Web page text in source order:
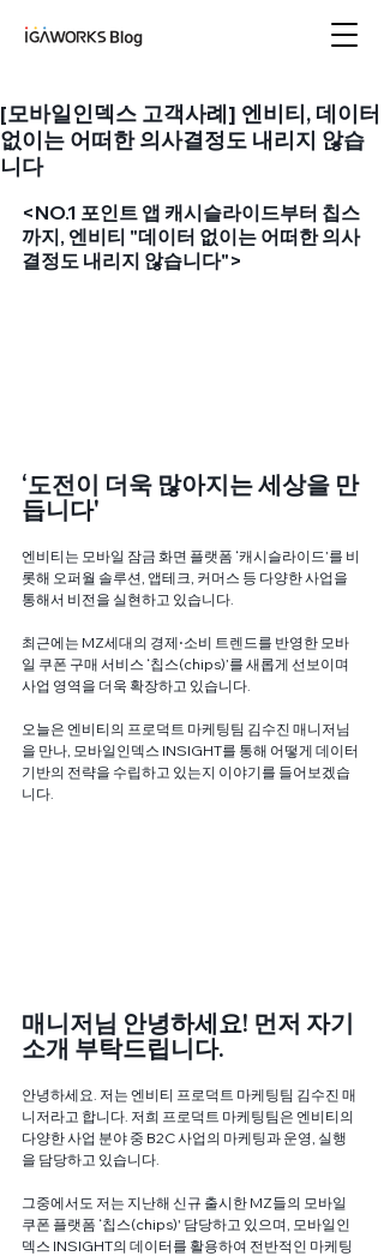
[모바일인덱스 고객사례] 엔비티, 데이터
없이는 어떠한 의사결정도 내리지 않습
니다
<NO.1 포인트 앱 캐시슬라이드부터 칩스
까지, 엔비티 "데이터 없이는 어떠한 의사
결정도 내리지 않습니다">
‘도전이 더욱 많아지는 세상을 만
듭니다'
엔비티는 모바일 잠금 화면 플랫폼 ‘캐시슬라이드’를 비
롯해 오퍼월 솔루션, 앱테크, 커머스 등 다양한 사업을
통해서 비전을 실현하고 있습니다.
최근에는 MZ세대의 경제⋅소비 트렌드를 반영한 모바
일 쿠폰 구매 서비스 ‘칩스(chips)’를 새롭게 선보이며
사업 영역을 더욱 확장하고 있습니다.
오늘은 엔비티의 프로덕트 마케팅팀 김수진 매니저님
을 만나, 모바일인덱스 INSIGHT를 통해 어떻게 데이터
기반의 전략을 수립하고 있는지 이야기를 들어보겠습
니다.
매니저님 안녕하세요! 먼저 자기
소개 부탁드립니다.
안녕하세요. 저는 엔비티 프로덕트 마케팅팀 김수진 매
니저라고 합니다. 저희 프로덕트 마케팅팀은 엔비티의
다양한 사업 분야 중 B2C 사업의 마케팅과 운영, 실행
을 담당하고 있습니다.
그중에서도 저는 지난해 신규 출시한 MZ들의 모바일
쿠폰 플랫폼 ‘칩스(chips)' 담당하고 있으며, 모바일인
덱스 INSIGHT의 데이터를 활용하여 전반적인 마케팅